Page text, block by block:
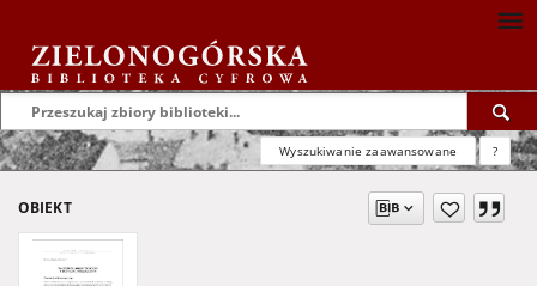
Wyszukiwanie zaawansowane ?
OBIEKT